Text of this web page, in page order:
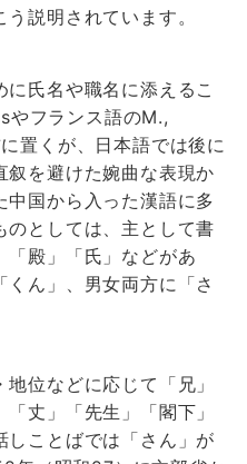
説明されています。
に氏名や職名に添えるこ
やフランス語のM.,
置くが、日本語では後に
叙を避けた婉曲な表現か
中国から入った漢語に多
のとしては、主として書
「殿」「氏」などがあ
ん」、男女両方に「さ
位などに応じて「兄」
丈」「先生」「閣下」
しことばでは「さん」が